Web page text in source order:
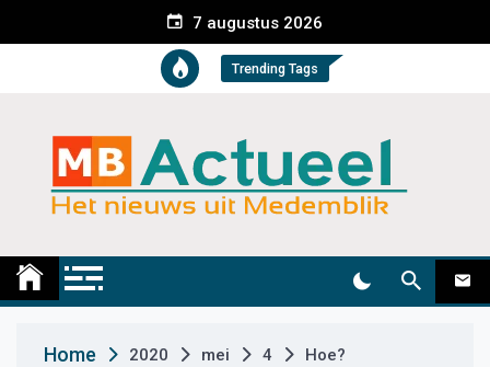
e
t
7 augustus 2026
Trending Tags
Medemblik Actueel
Home 2020 mei 4 Hoe?